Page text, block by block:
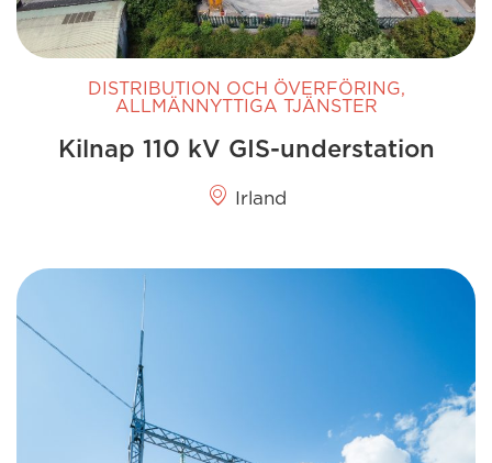
DISTRIBUTION OCH ÖVERFÖRING,
ALLMÄNNYTTIGA TJÄNSTER
Kilnap 110 kV GIS-understation
Irland